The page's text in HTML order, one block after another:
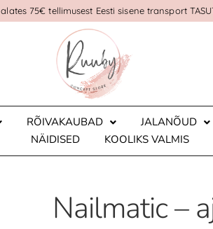
alates 75€ tellimusest Eesti sisene transport
RÕIVAKAUBAD JALANÕUD
NÄIDISED
KOOLIKS VALMIS
Nailmatic –